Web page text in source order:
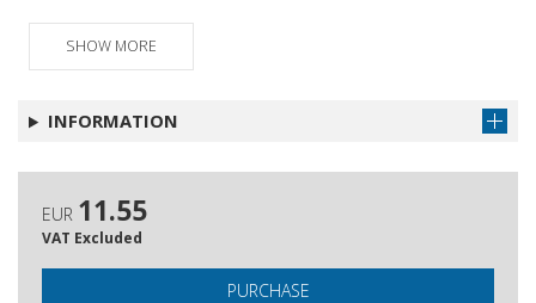
SHOW MORE
INFORMATION
EUR 11.55
VAT Excluded
PURCHASE